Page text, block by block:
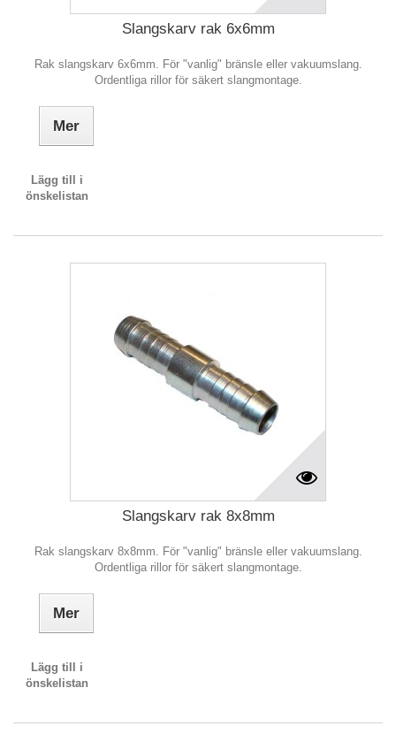
Slangskarv rak 6x6mm
Rak slangskarv 6x6mm. För "vanlig" bränsle eller vakuumslang.
Ordentliga rillor för säkert slangmontage.
Mer
Lägg till i
önskelistan
Slangskarv rak 8x8mm
Rak slangskarv 8x8mm. För "vanlig" bränsle eller vakuumslang.
Ordentliga rillor för säkert slangmontage.
Mer
Lägg till i
önskelistan